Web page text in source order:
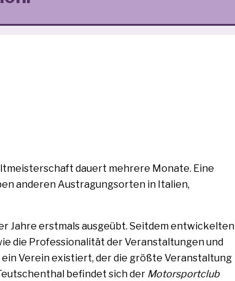
dau­ert meh­re­re Monate. Eine
ande­ren Austragungsorten in Italien,
Jahre erst­mals aus­ge­übt. Seitdem ent­wi­ckel­ten
die Professionalität der Veranstaltungen und
Verein exis­tiert, der die größ­te Veranstaltung
befin­det sich der Motorsportclub